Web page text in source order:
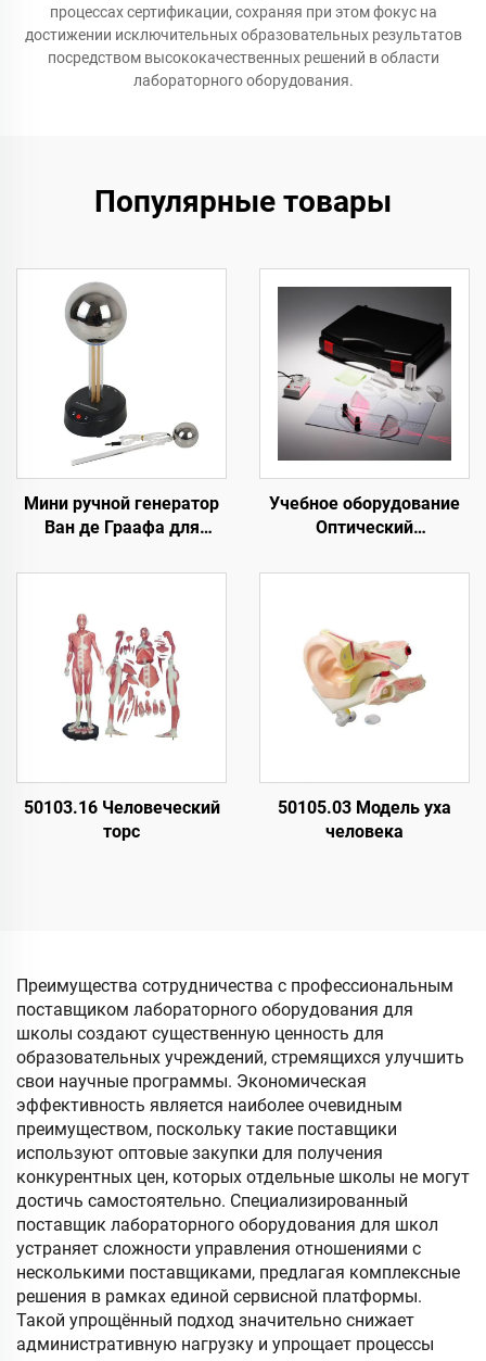
процессах сертификации, сохраняя при этом фокус на
достижении исключительных образовательных результатов
посредством высококачественных решений в области
лабораторного оборудования.
Популярные товары
Мини ручной генератор
Ван де Граафа для
Учебное оборудование
Оптический
оптический набор
50103.16 Человеческий
торс
50105.03 Модель уха
человека
Преимущества сотрудничества с профессиональным
поставщиком лабораторного оборудования для
школы создают существенную ценность для
образовательных учреждений, стремящихся улучшить
свои научные программы. Экономическая
эффективность является наиболее очевидным
преимуществом, поскольку такие поставщики
используют оптовые закупки для получения
конкурентных цен, которых отдельные школы не могут
достичь самостоятельно. Специализированный
поставщик лабораторного оборудования для школ
устраняет сложности управления отношениями с
несколькими поставщиками, предлагая комплексные
решения в рамках единой сервисной платформы.
Такой упрощённый подход значительно снижает
административную нагрузку и упрощает процессы